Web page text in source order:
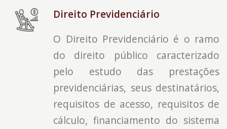
Direito Previdenciário
O Direito Previdenciário é o ramo
do direito público caracterizado
pelo estudo das prestações
previdenciárias, seus destinatários,
requisitos de acesso, requisitos de
cálculo, financiamento do sistema